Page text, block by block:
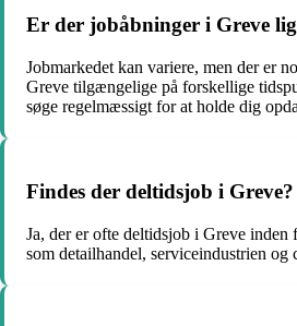
Er der jobåbninger i Greve
Jobmarkedet kan variere, men der er
Greve tilgængelige på forskellige
søge regelmæssigt for at holde dig
Findes der deltidsjob i Greve?
Ja, der er ofte deltidsjob i Greve inden
som detailhandel, serviceindustrien og